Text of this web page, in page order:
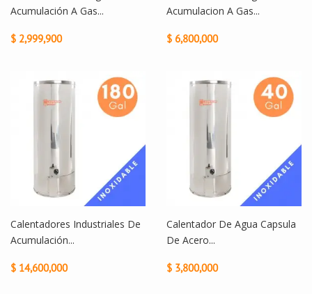
Acumulación A Gas...
$ 2,999,900
Acumulacion A Gas...
$ 6,800,000
Calentadores Industriales De
Acumulación...
$ 14,600,000
Calentador De Agua Capsula
De Acero...
$ 3,800,000